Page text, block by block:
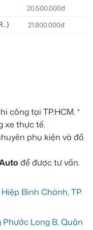
20.500.000đ
21.800.000đ
công tại TP.HCM. *
xe thực tế.
để được tư vấn.
Bình Chánh, TP.
Long B, Quận